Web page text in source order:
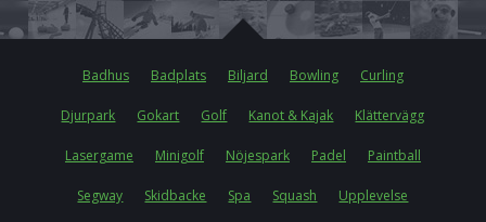
Badhus Badplats Biljard Bowling Curling
Djurpark Gokart Golf Kanot & Kajak Klättervägg
Lasergame Minigolf Nöjespark Padel Paintball
Segway Skidbacke Spa Squash Upplevelse